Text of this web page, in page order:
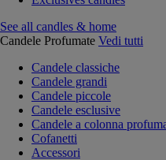
See all candles & home
Candele Profumate Vedi tutti
Candele classiche
Candele grandi
Candele piccole
Candele esclusive
Candele a colonna
Cofanetti
Accessori